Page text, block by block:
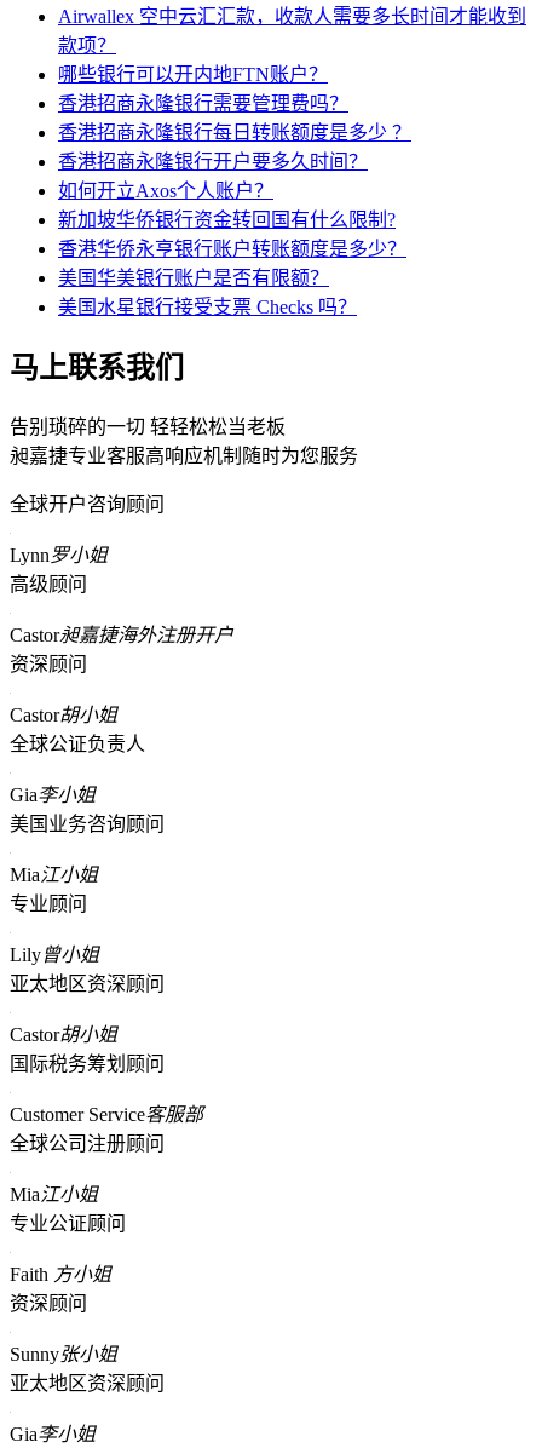
Airwallex 空中云汇汇款，收款人需要多长时间才能收到
款项？
哪些银行可以开内地FTN账户？
香港招商永隆银行需要管理费吗？
香港招商永隆银行每日转账额度是多少 ？
香港招商永隆银行开户要多久时间？
如何开立Axos个人账户？
新加坡华侨银行资金转回国有什么限制?
香港华侨永亨银行账户转账额度是多少？
美国华美银行账户是否有限额？
美国水星银行接受支票 Checks 吗？
马上联系我们
告别琐碎的一切 轻轻松松当老板
昶嘉捷专业客服高响应机制随时为您服务
全球开户咨询顾问
Lynn罗小姐
高级顾问
Castor昶嘉捷海外注册开户
资深顾问
Castor胡小姐
全球公证负责人
Gia李小姐
美国业务咨询顾问
Mia江小姐
专业顾问
Lily曾小姐
亚太地区资深顾问
Castor胡小姐
国际税务筹划顾问
Customer Service客服部
全球公司注册顾问
Mia江小姐
专业公证顾问
Faith 方小姐
资深顾问
Sunny张小姐
亚太地区资深顾问
Gia李小姐